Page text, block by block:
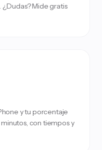
Mide gratis
y tu porcentaje
con tiempos y